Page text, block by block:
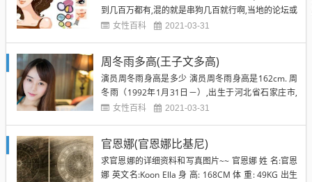
到几百万都有,混的就是串狗几百就行啊,当地的论坛或
者Q群里都可以领养的,不建议去直接买,狗贩子多无良,
黑背只是被毛颜色的形容 并非犬种名称 无市场...
女性百科 2021-03-31
周冬雨多高(王子文多高)
演员周冬雨身高是多少 演员周冬雨身高是162cm. 周
冬雨（1992年1月31日－）,出生于河北省石家庄市,
中国新生代女演员.毕业于北京电影学院表演系2011
色的表演获得第56届西班牙巴利亚多利德...
女性百科 2021-03-31
官恩娜(官恩娜比基尼)
求官恩娜的详细资料和写真图片~~ 官恩娜 姓 名:官恩
娜 英文名:Koon Ella 身 高: 168CM 体 重: 49KG 出生